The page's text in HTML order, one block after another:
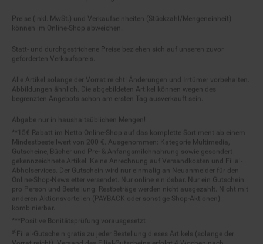
können im Online-Shop abweichen.
geforderten Verkaufspreis.
Abbildungen ähnlich. Die abgebildeten Artikel können wegen des
begrenzten Angebots schon am ersten Tag ausverkauft sein.
Mindestbestellwert von 200 €. Ausgenommen: Kategorie Multimedia,
Gutscheine, Bücher und Pre- & Anfangsmilchnahrung sowie gesondert
gekennzeichnete Artikel. Keine Anrechnung auf Versandkosten und Filial-
Abholservices. Der Gutschein wird nur einmalig an Neuanmelder für den
Online-Shop-Newsletter versendet. Nur online einlösbar. Nur ein Gutschein
pro Person und Bestellung. Restbeträge werden nicht ausgezahlt. Nicht mit
anderen Aktionsvorteilen (PAYBACK oder sonstige Shop-Aktionen)
kombinierbar.
Vorrat reicht). Versand des Filial-Gutscheins erfolgt 4 Wochen nach